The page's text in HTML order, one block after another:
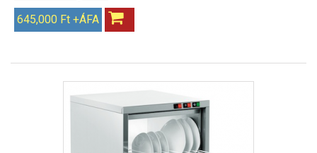
645,000 Ft +ÁFA